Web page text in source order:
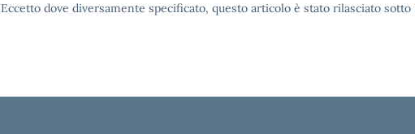
Eccetto dove diversamente specificato, questo articolo è stato rilasciato